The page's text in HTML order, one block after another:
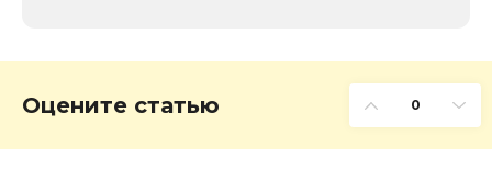
Оцените статью 0